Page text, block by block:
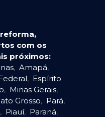
com os
próximos:
, Amapá,
, Espírito
, Minas Gerais,
Grosso, Pará,
, Piauí, Paraná,